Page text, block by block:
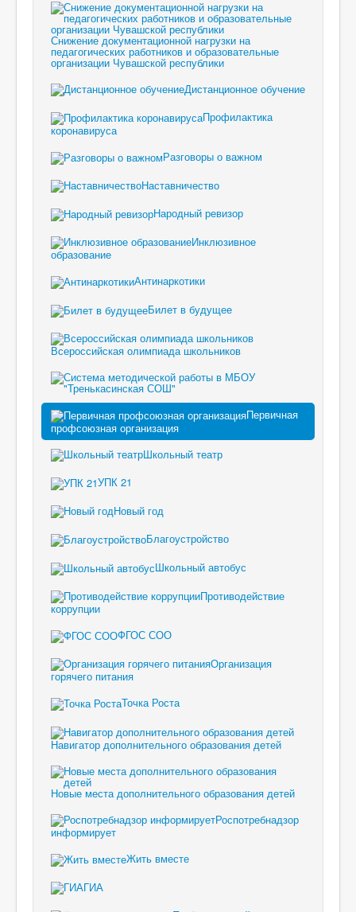
Снижение документационной нагрузки на
педагогических работников и образовательные
организации Чувашской республики
Дистанционное обучение
Профилактика
коронавируса
Разговоры о важном
Наставничество
Народный ревизор
Инклюзивное
образование
Антинаркотики
Билет в будущее
Всероссийская олимпиада школьников
Первичная
профсоюзная организация
Школьный театр
УПК 21
Новый год
Благоустройство
Школьный автобус
Противодействие
коррупции
ФГОС СОО
Организация
горячего питания
Точка Роста
Навигатор дополнительного образования детей
Новые места дополнительного образования детей
Роспотребнадзор
информирует
Жить вместе
ГИА